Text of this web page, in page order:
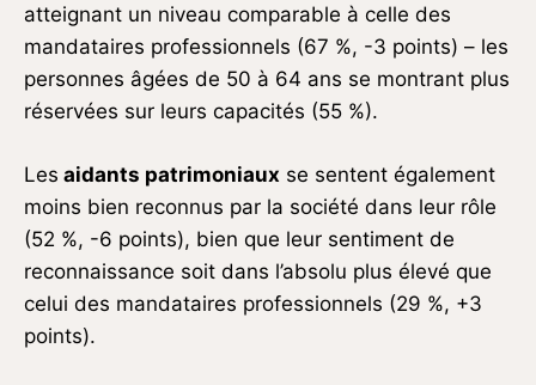
atteignant un niveau comparable à celle des
mandataires professionnels (67 %, -3 points) – les
personnes âgées de 50 à 64 ans se montrant plus
réservées sur leurs capacités (55 %).
Les aidants patrimoniaux se sentent également
moins bien reconnus par la société dans leur rôle
(52 %, -6 points), bien que leur sentiment de
reconnaissance soit dans l’absolu plus élevé que
celui des mandataires professionnels (29 %, +3
points).